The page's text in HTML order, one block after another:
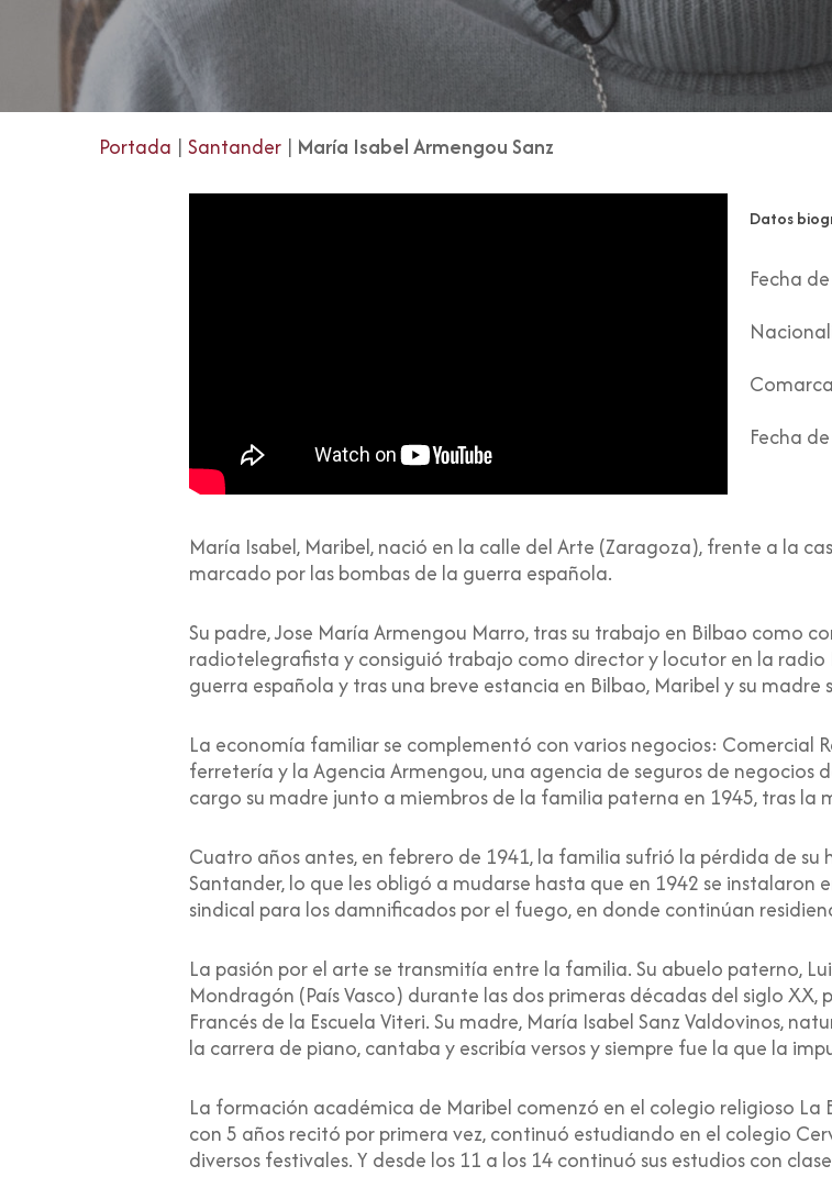
Portada | Santander | María Isabel Armengou Sanz
Datos
Fecha
Fecha
María Isabel, Maribel, nació en la calle del Arte (Zaragoza), frente a la
marcado por las bombas de la guerra española.
Su padre, Jose María Armengou Marro, tras su trabajo en Bilbao como
radiotelegrafista y consiguió trabajo como director y locutor en la radio
guerra española y tras una breve estancia en Bilbao, Maribel y su
La economía familiar se complementó con varios negocios: Comercial
ferretería y la Agencia Armengou, una agencia de seguros de negocios
cargo su madre junto a miembros de la familia paterna en 1945, tras la
Cuatro años antes, en febrero de 1941, la familia sufrió la pérdida de
Santander, lo que les obligó a mudarse hasta que en 1942 se instalaron
sindical para los damnificados por el fuego, en donde continúan
La pasión por el arte se transmitía entre la familia. Su abuelo paterno,
Mondragón (País Vasco) durante las dos primeras décadas del siglo
Francés de la Escuela Viteri. Su madre, María Isabel Sanz Valdovinos,
la carrera de piano, cantaba y escribía versos y siempre fue la que la
La formación académica de Maribel comenzó en el colegio religioso La
con 5 años recitó por primera vez, continuó estudiando en el colegio
diversos festivales. Y desde los 11 a los 14 continuó sus estudios con